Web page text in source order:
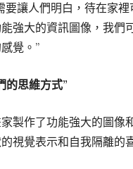
要讓人們明白，待在家
能強大的資訊圖像，我們
覺。”
的思維方式”
製作了功能強大的圖像
視覺表示和自我隔離的